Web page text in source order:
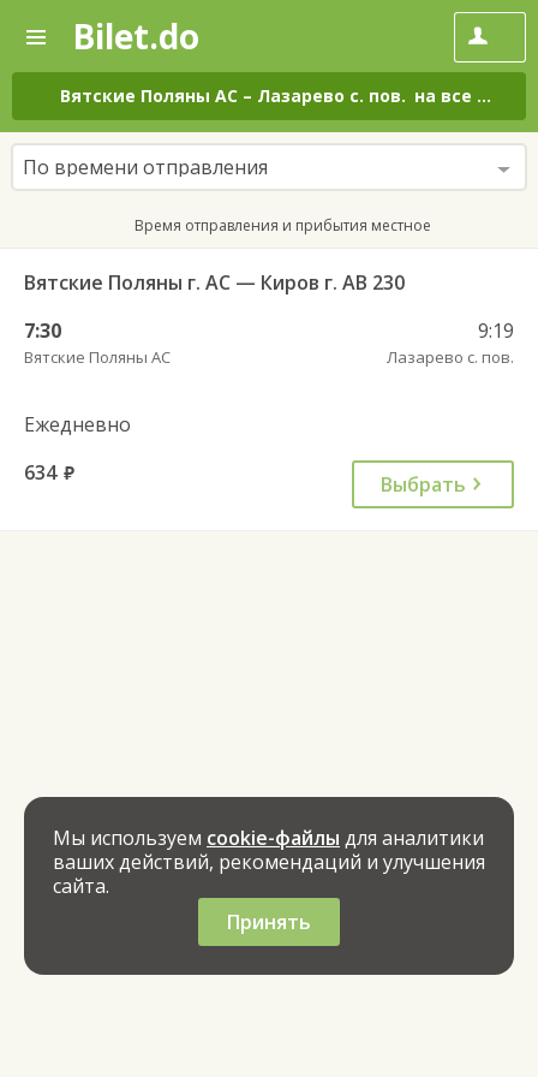
—
Поиск
и
покупка
билетов
на
автобус
онлайн
Bilet.do
Вятские Поляны АС – Лазарево с. пов. на все дни
По времени отправления
Время отправления и прибытия местное
Вятские Поляны г. АС — Киров г. АВ 230
7:30
Вятские Поляны АС
9:19
Лазарево с. пов.
Ежедневно
634 руб. Выбрать
Мы используем cookie-файлы для аналитики
ваших действий, рекомендаций и улучшения
сайта.
Принять